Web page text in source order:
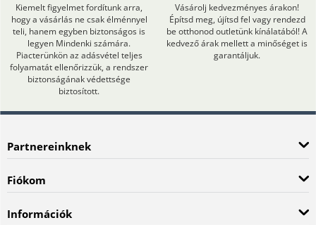
Kiemelt figyelmet fordítunk arra,
hogy a vásárlás ne csak élménnyel
teli, hanem egyben biztonságos is
legyen Mindenki számára.
Piacterünkön az adásvétel teljes
folyamatát ellenőrizzük, a rendszer
biztonságának védettsége
biztosított.
Vásárolj kedvezményes árakon!
Építsd meg, újítsd fel vagy rendezd
be otthonod outletünk kínálatából! A
kedvező árak mellett a minőséget is
garantáljuk.
Partnereinknek
Fiókom
Információk